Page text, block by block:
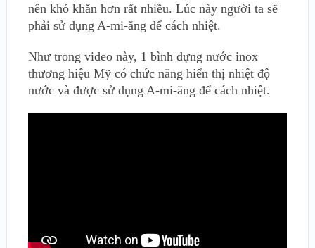
nên khó khăn hơn rất nhiều. Lúc này người ta sẽ
phải sử dụng A-mi-ăng để cách nhiệt.
Như trong video này, 1 bình đựng nước inox
thương hiệu Mỹ có chức năng hiển thị nhiệt độ
nước và được sử dụng A-mi-ăng để cách nhiệt.